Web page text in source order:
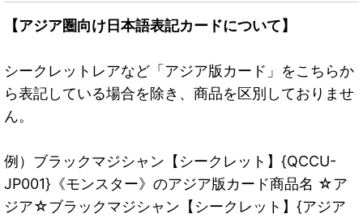
【アジア圏向け日本語表記カードについて】
シークレットレアなど「アジア版カード」をこちらか
ら表記している場合を除き、商品を区別しておりませ
ん。
例）ブラックマジシャン【シークレット】{QCCU-
JP001}《モンスター》のアジア版カード商品名 ☆ア
ジア☆ブラックマジシャン【シークレット】{アジア